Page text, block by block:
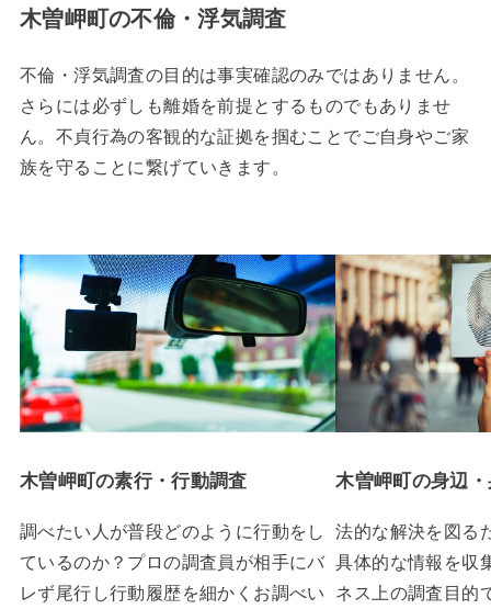
木曽岬町の不倫・浮気調査
不倫・浮気調査の目的は事実確認のみではありません。
さらには必ずしも離婚を前提とするものでもありませ
ん。不貞行為の客観的な証拠を掴むことでご自身やご家
族を守ることに繋げていきます。
木曽岬町の素行・行動調査
調べたい人が普段どのように行動をし
ているのか？プロの調査員が相手にバ
レず尾行し行動履歴を細かくお調べい
木曽岬町の身辺
法的な解決を図る
具体的な情報を収
ネス上の調査目的